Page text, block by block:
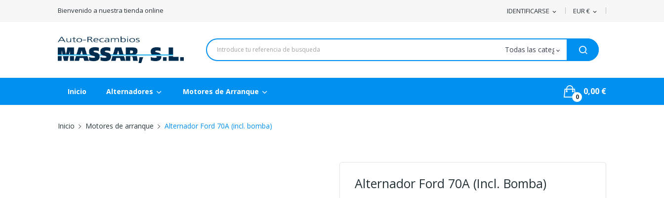
EUR € expand_more
IDENTIFICARSE expand_more
Bienvenido a nuestra tienda online
0
0,00 €
Inicio Alternadores Motores de Arranque
Inicio Motores de arranque Alternador Ford 70A (incl. bomba)
Alternador Ford 70A (incl. Bomba)